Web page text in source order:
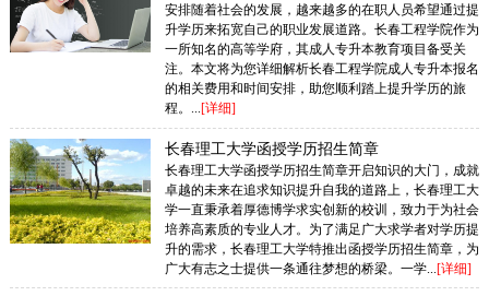
安排随着社会的发展，越来越多的在职人员希望通过提
升学历来拓宽自己的职业发展道路。长春工程学院作为
一所知名的高等学府，其成人专升本教育项目备受关
注。本文将为您详细解析长春工程学院成人专升本报名
的相关费用和时间安排，助您顺利踏上提升学历的旅
程。... [详细]
长春理工大学函授学历招生简章
长春理工大学函授学历招生简章开启知识的大门，成就
卓越的未来在追求知识提升自我的道路上，长春理工大
学一直秉承着厚德博学求实创新的校训，致力于为社会
培养高素质的专业人才。为了满足广大求学者对学历提
升的需求，长春理工大学特推出函授学历招生简章，为
广大有志之士提供一条通往梦想的桥梁。一学... [详细]